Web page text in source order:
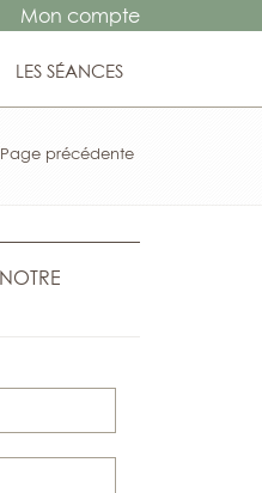
Mon compte
LES SÉANCES
Page précédente